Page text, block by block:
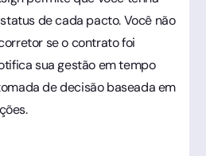
de cada pacto. Você não
se o contrato foi
sua gestão em tempo
de decisão baseada em